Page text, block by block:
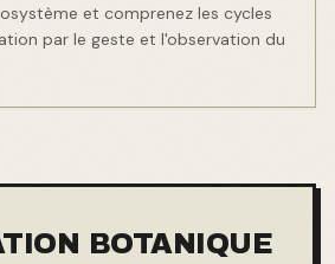
et comprenez les cycles
par le geste et l'observation du
BOTANIQUE